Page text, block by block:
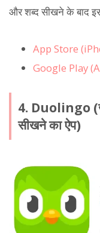
और शब्द सीखने के बाद
App Store
Google Play
4. Duolingo
सीखने का ऐप)